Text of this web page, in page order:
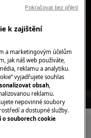
panty (mytí
článcích
k zajištění
a marketingovým účelům
jak náš web používáte,
reklamu a analytiku.
vyjadřujete souhlas
obsah
reklamu.
nepovinné soubory
a dostupné služby.
o souborech cookie
Pokračovat bez přijetí